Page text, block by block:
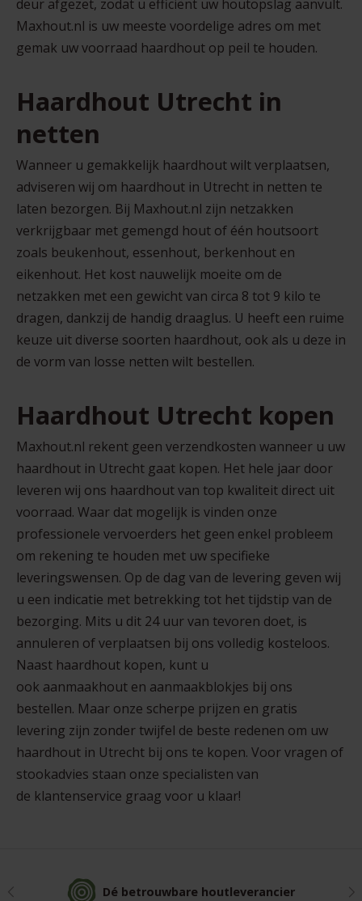
deur afgezet, zodat u efficiënt uw houtopslag aanvult.
Maxhout.nl is uw meeste voordelige adres om met
gemak uw voorraad haardhout op peil te houden.
Haardhout Utrecht in
netten
Wanneer u gemakkelijk haardhout wilt verplaatsen,
adviseren wij om haardhout in Utrecht in netten te
laten bezorgen. Bij Maxhout.nl zijn netzakken
verkrijgbaar met gemengd hout of één houtsoort
zoals beukenhout, essenhout, berkenhout en
eikenhout. Het kost nauwelijk moeite om de
netzakken met een gewicht van circa 8 tot 9 kilo te
dragen, dankzij de handig draaglus. U heeft een ruime
keuze uit diverse soorten haardhout, ook als u deze in
de vorm van losse netten wilt bestellen.
Haardhout Utrecht kopen
Maxhout.nl rekent geen verzendkosten wanneer u uw
haardhout in Utrecht gaat kopen. Het hele jaar door
leveren wij ons haardhout van top kwaliteit direct uit
voorraad. Waar dat mogelijk is vinden onze
professionele vervoerders het geen enkel probleem
om rekening te houden met uw specifieke
leveringswensen. Op de dag van de levering geven wij
u een indicatie met betrekking tot het tijdstip van de
bezorging. Mits u dit 24 uur van tevoren doet, is
annuleren of verplaatsen bij ons volledig kosteloos.
Naast haardhout kopen, kunt u
ook aanmaakhout en aanmaakblokjes bij ons
bestellen. Maar onze scherpe prijzen en gratis
levering zijn zonder twijfel de beste redenen om uw
haardhout in Utrecht bij ons te kopen. Voor vragen of
stookadvies staan onze specialisten van
de klantenservice graag voor u klaar!
Vorige Dé betrouwbare houtleverancier